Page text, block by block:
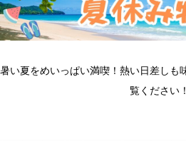
暑い夏をめいっぱい満喫！熱い日差しも
覧ください！